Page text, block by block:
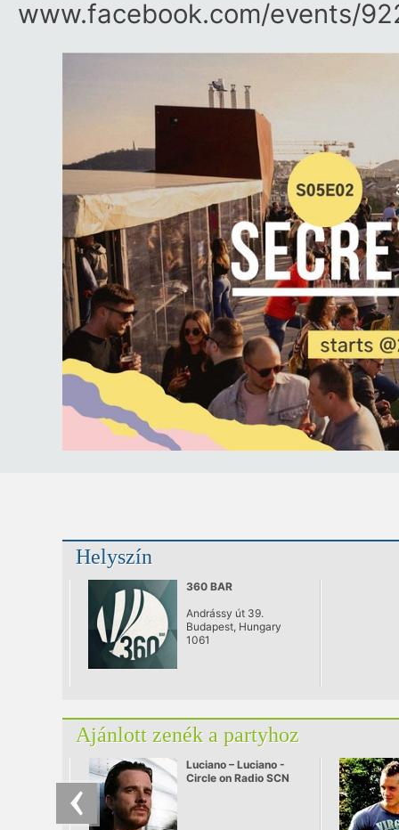
www.facebook.com/​events/​
Helyszín
360 BAR
Andrássy út 39.
Budapest, Hungary
1061
Ajánlott zenék a partyhoz
Luciano – Luciano -
Circle on Radio SCN